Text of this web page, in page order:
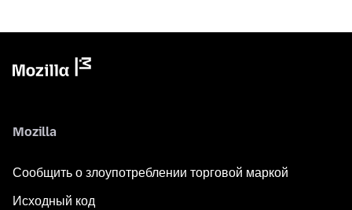
Mozilla
Сообщить о злоупотреблении торговой маркой
Исходный код